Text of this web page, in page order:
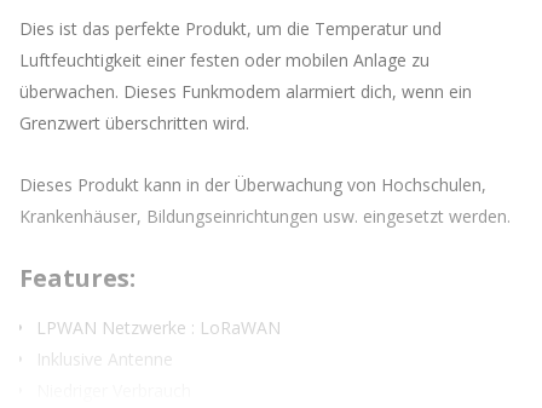
Dies ist das perfekte Produkt, um die Temperatur und
Luftfeuchtigkeit einer festen oder mobilen Anlage zu
überwachen. Dieses Funkmodem alarmiert dich, wenn ein
Grenzwert überschritten wird.
Dieses Produkt kann in der Überwachung von Hochschulen,
Krankenhäuser, Bildungseinrichtungen usw. eingesetzt werden.
Features:
LPWAN Netzwerke : LoRaWAN
Inklusive Antenne